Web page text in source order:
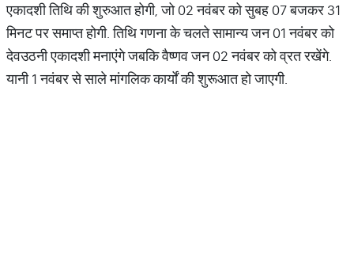
एकादशी तिथि की शुरुआत होगी, जो 02 नवंबर को सुबह 07 बजकर 31
मिनट पर समाप्त होगी. तिथि गणना के चलते सामान्य जन 01 नवंबर को
देवउठनी एकादशी मनाएंगे जबकि वैष्णव जन 02 नवंबर को व्रत रखेंगे.
यानी 1 नवंबर से साले मांगलिक कार्यों की शुरूआत हो जाएगी.